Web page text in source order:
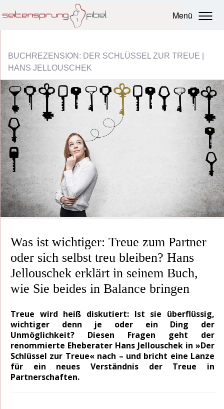
Menü
BUCHREZENSION: DER SCHLÜSSEL ZUR TREUE |
HANS JELLOUSCHEK
Was ist wichtiger: Treue zum Partner
oder sich selbst treu bleiben? Hans
Jellouschek erklärt in seinem Buch,
wie Sie beides in Balance bringen
Treue wird heiß diskutiert: Ist sie überflüssig,
wichtiger denn je oder ein Ding der
Unmöglichkeit? Diesen Fragen geht der
renommierte Eheberater Hans Jellouschek in »Der
Schlüssel zur Treue« nach – und bricht eine Lanze
für ein neues Verständnis der Treue in
Partnerschaften.